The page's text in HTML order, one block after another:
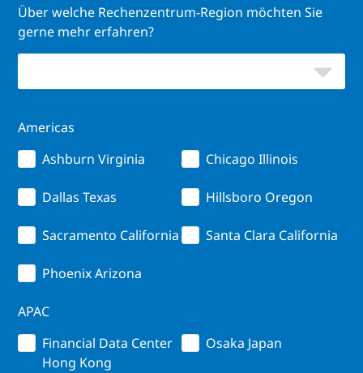
Über welche Rechenzentrum-Region möchten Sie
gerne mehr erfahren?
Americas
Ashburn Virginia
Chicago Illinois
Dallas Texas Hillsboro Oregon
Sacramento California Santa Clara California
Phoenix Arizona
APAC
Financial Data Center
Hong Kong
Osaka Japan